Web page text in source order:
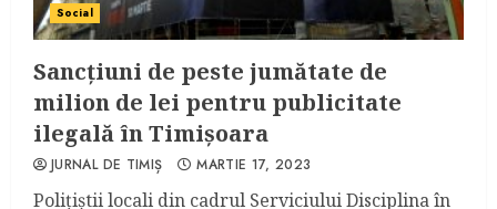
Social
Sancțiuni de peste jumătate de
milion de lei pentru publicitate
ilegală în Timișoara
JURNAL DE TIMIȘ MARTIE 17, 2023
Polițiștii locali din cadrul Serviciului Disciplina în